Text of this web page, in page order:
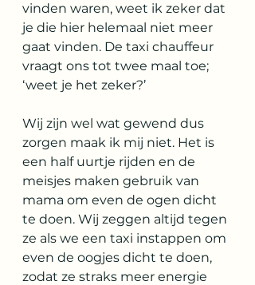
vinden waren, weet ik zeker dat
je die hier helemaal niet meer
gaat vinden. De taxi chauffeur
vraagt ons tot twee maal toe;
‘weet je het zeker?’
Wij zijn wel wat gewend dus
zorgen maak ik mij niet. Het is
een half uurtje rijden en de
meisjes maken gebruik van
mama om even de ogen dicht
te doen. Wij zeggen altijd tegen
ze als we een taxi instappen om
even de oogjes dicht te doen,
zodat ze straks meer energie